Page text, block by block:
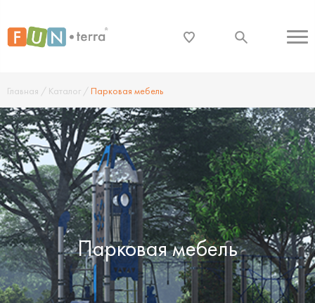
Главная / Каталог / Парковая мебель
Парковая мебель